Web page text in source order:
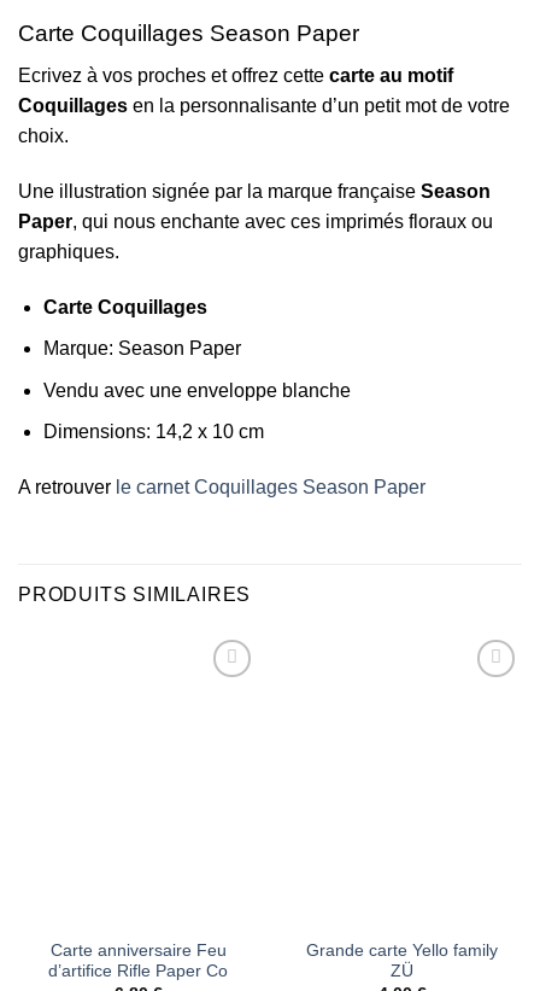
Carte Coquillages Season Paper
Ecrivez à vos proches et offrez cette carte au motif
Coquillages en la personnalisante d’un petit mot de votre
choix.
Une illustration signée par la marque française Season
Paper, qui nous enchante avec ces imprimés floraux ou
graphiques.
Carte Coquillages
Marque: Season Paper
Vendu avec une enveloppe blanche
Dimensions: 14,2 x 10 cm
A retrouver le carnet Coquillages Season Paper
PRODUITS SIMILAIRES
Carte anniversaire Feu
d’artifice Rifle Paper Co
Grande carte Yello family
ZÜ